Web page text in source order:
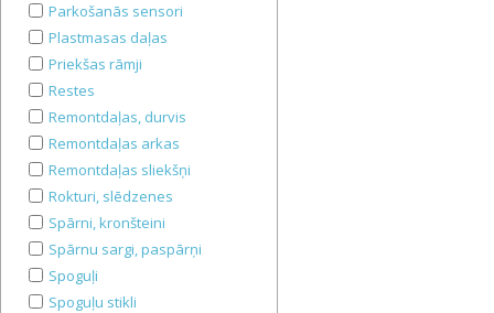
Parkošanās sensori
Plastmasas daļas
Priekšas rāmji
Restes
Remontdaļas, durvis
Remontdaļas arkas
Remontdaļas sliekšņi
Rokturi, slēdzenes
Spārni, kronšteini
Spārnu sargi, paspārņi
Spoguļi
Spoguļu stikli